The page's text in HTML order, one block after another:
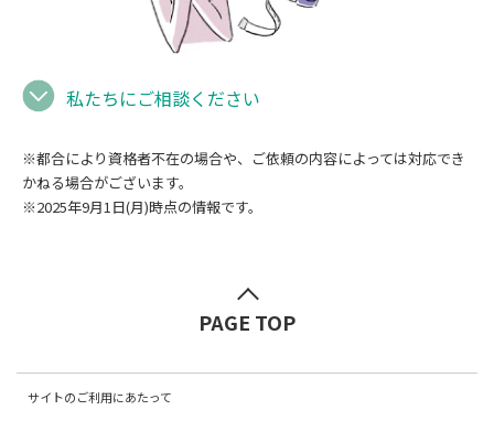
私たちにご相談ください
※都合により資格者不在の場合や、ご依頼の内容によっては対応でき
かねる場合がございます。
※2025年9月1日(月)時点の情報です。
PAGE TOP
サイトのご利用にあたって